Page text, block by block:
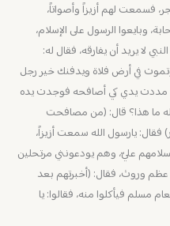
فسمعت لهم أزيزاً وأصواتاً،
وبايعوا الرسول على الإسلام،
لا يريد أن يفارقه، فقال له:
في أرض فلاة ويدفنك خير رجل
مددت يدي كي أصافحه فوجدت يده
ما هذا؟ قال: (من مصافحت
يارسول الله سمعت أزيزاً،
عليّ، وهم يودعونني مرتحلين
وروث، فقال: (أخبرتهم بعد
مسلم فيأكلوا منه، فقالوا: يا